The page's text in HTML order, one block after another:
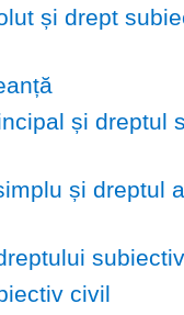
și drept
și dreptul
și dreptul
civil